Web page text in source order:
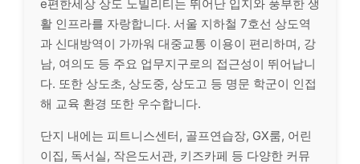
e편한세상 상도 노빌리티는 뛰어난 입지와 풍부한 생
활 인프라를 자랑합니다. 서울 지하철 7호선 상도역
과 신대방역이 가까워 대중교통 이용이 편리하며, 강
남, 여의도 등 주요 업무지구로의 접근성이 뛰어납니
다. 또한 상도초, 상도중, 상도고 등 명문 학군이 인접
해 교육 환경 또한 우수합니다.
단지 내에는 피트니스센터, 골프연습장, GX룸, 어린
이집, 독서실, 작은도서관, 키즈카페 등 다양한 커뮤